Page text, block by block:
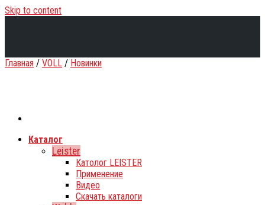
Skip to content
Каталог
Leister
Католог LEISTER
Применение
Видео
Скачать каталоги
Главная / VOLL / Новинки